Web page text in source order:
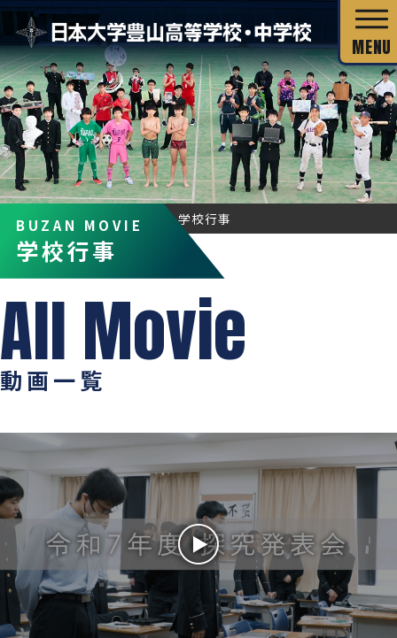
校長あいさつ
教育目標
沿革・校歌
施設・設備
数字で見る豊山
独自の教育システム
グローバル教育
教科の特長
カリキュラム・シラバス
年間行事
制服紹介
部活動
豊山生の一日
生徒座談会
教科の特長
カリキュラム・シラバス
進学コース
特進コース
スポーツコース
年間行事
制服紹介
キャリア教育
進学実績
合格者インタビュー
進路新聞Compass
活躍するOB
BUZAN MOVIE
学校行事
HOME BUZAN MOVIE 学校行事
動画一覧